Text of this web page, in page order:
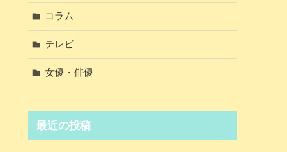
コラム
テレビ
女優・俳優
最近の投稿